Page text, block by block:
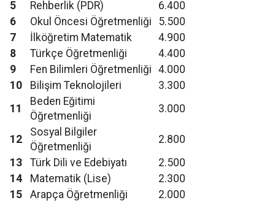
5
Rehberlik (PDR)
6.400
6
Okul Öncesi Öğretmenliği
5.500
7
İlköğretim Matematik
4.900
8
Türkçe Öğretmenliği
4.400
9
Fen Bilimleri Öğretmenliği 4.000
10
Bilişim Teknolojileri
3.300
11
Beden Eğitimi
Öğretmenliği
3.000
12
Sosyal Bilgiler
Öğretmenliği
2.800
13
Türk Dili ve Edebiyatı
2.500
14
Matematik (Lise)
2.300
15
Arapça Öğretmenliği 2.000